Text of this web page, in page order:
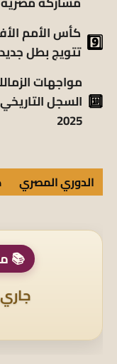
تتويج بطل جديد
مواجهات
السجل
2025
الدوري المصري
📚